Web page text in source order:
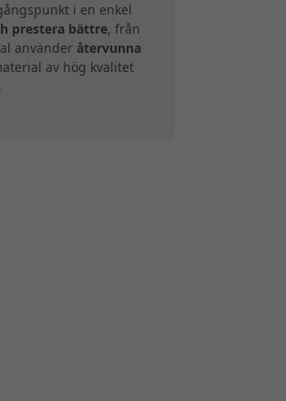
i en enkel
prestera bättre, från
använder återvunna
av hög kvalitet